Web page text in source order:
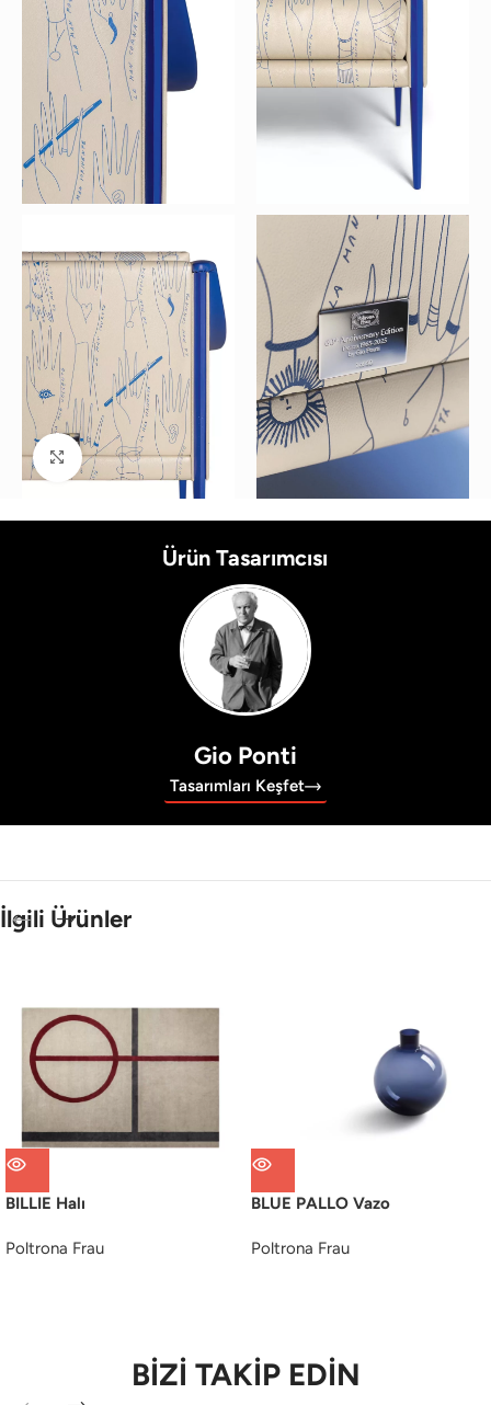
Büyütmek için tıklayın
Ürün Tasarımcısı
Gio Ponti
Tasarımları Keşfet
İlgili Ürünler
BILLIE Halı
Poltrona Frau
BLUE PALLO Vazo
Poltrona Frau
BİZİ TAKİP EDİN